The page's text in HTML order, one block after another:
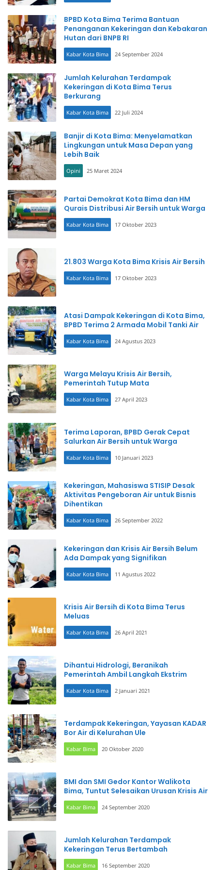
BPBD Kota Bima Terima Bantuan
Penanganan Kekeringan dan Kebakaran
Hutan dari BNPB RI
Kabar Kota Bima 24 September 2024
Jumlah Kelurahan Terdampak
Kekeringan di Kota Bima Terus
Berkurang
Kabar Kota Bima 22 Juli 2024
Banjir di Kota Bima: Menyelamatkan
Lingkungan untuk Masa Depan yang
Lebih Baik
Opini 25 Maret 2024
Partai Demokrat Kota Bima dan HM
Qurais Distribusi Air Bersih untuk Warga
Kabar Kota Bima 17 Oktober 2023
21.803 Warga Kota Bima Krisis Air Bersih
Kabar Kota Bima 17 Oktober 2023
Atasi Dampak Kekeringan di Kota Bima,
BPBD Terima 2 Armada Mobil Tanki Air
Kabar Kota Bima 24 Agustus 2023
Warga Melayu Krisis Air Bersih,
Pemerintah Tutup Mata
Kabar Kota Bima 27 April 2023
Terima Laporan, BPBD Gerak Cepat
Salurkan Air Bersih untuk Warga
Kabar Kota Bima 10 Januari 2023
Kekeringan, Mahasiswa STISIP Desak
Aktivitas Pengeboran Air untuk Bisnis
Dihentikan
Kabar Kota Bima 26 September 2022
Kekeringan dan Krisis Air Bersih Belum
Ada Dampak yang Signifikan
Kabar Kota Bima 11 Agustus 2022
Krisis Air Bersih di Kota Bima Terus
Meluas
Kabar Kota Bima 26 April 2021
Dihantui Hidrologi, Beranikah
Pemerintah Ambil Langkah Ekstrim
Kabar Kota Bima 2 Januari 2021
Terdampak Kekeringan, Yayasan KADAR
Bor Air di Kelurahan Ule
Kabar Bima 20 Oktober 2020
BMI dan SMI Gedor Kantor Walikota
Bima, Tuntut Selesaikan Urusan Krisis Air
Kabar Bima 24 September 2020
Jumlah Kelurahan Terdampak
Kekeringan Terus Bertambah
Kabar Bima 16 September 2020